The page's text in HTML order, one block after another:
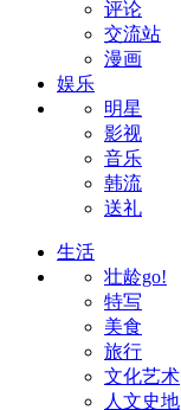
评论
交流站
漫画
娱乐
明星
影视
音乐
韩流
送礼
生活
壮龄go!
特写
美食
旅行
文化艺术
人文史地